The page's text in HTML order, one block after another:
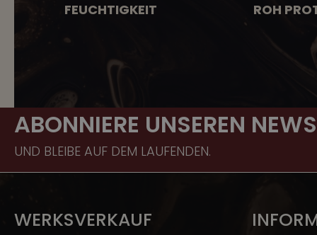
FEUCHTIGKEIT ROH
ABONNIERE UNSEREN
UND BLEIBE AUF DEM LAUFENDEN.
WERKSVERKAUF